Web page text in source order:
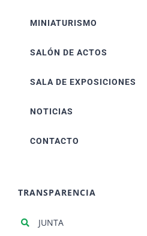
MINIATURISMO
SALÓN DE ACTOS
SALA DE EXPOSICIONES
NOTICIAS
CONTACTO
TRANSPARENCIA
JUNTA